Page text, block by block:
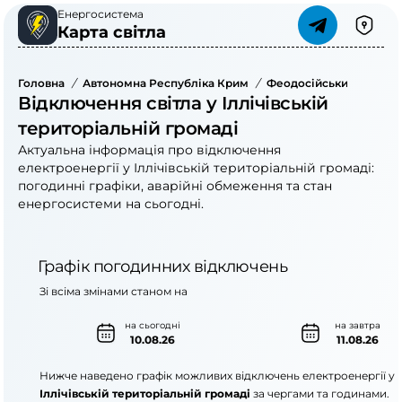
Енергосистема
Карта світла
Головна / Автономна Республіка Крим / Феодосійський Район
Відключення світла у Іллічівській
територіальній громаді
Актуальна інформація про відключення
електроенергії у Іллічівській територіальній громаді:
погодинні графіки, аварійні обмеження та стан
енергосистеми на сьогодні.
Графік погодинних відключень
на сьогодні
10.08.26
на завтра
11.08.26
Зі всіма змінами станом на
Нижче наведено графік можливих відключень електроенергії у
Іллічівській територіальній громаді за чергами та годинами.